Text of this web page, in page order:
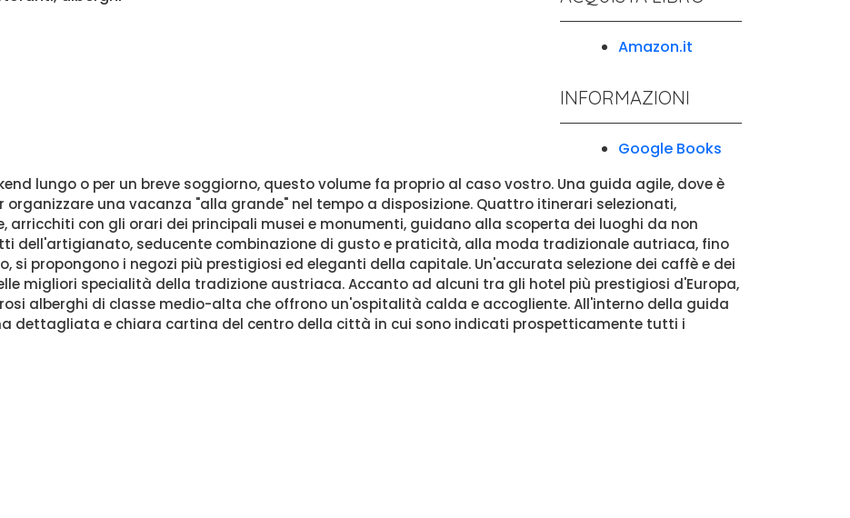
Amazon.it
INFORMAZIONI
Google Books
lungo o per un breve soggiorno, questo volume fa proprio al caso vostro. Una guida agile, dove è
una vacanza "alla grande" nel tempo a disposizione. Quattro itinerari selezionati,
arricchiti con gli orari dei principali musei e monumenti, guidano alla scoperta dei luoghi da non
dell'artigianato, seducente combinazione di gusto e praticità, alla moda tradizionale autriaca, fino
propongono i negozi più prestigiosi ed eleganti della capitale. Un'accurata selezione dei caffè e dei
migliori specialità della tradizione austriaca. Accanto ad alcuni tra gli hotel più prestigiosi d'Europa,
alberghi di classe medio-alta che offrono un'ospitalità calda e accogliente. All'interno della guida
dettagliata e chiara cartina del centro della città in cui sono indicati prospetticamente tutti i